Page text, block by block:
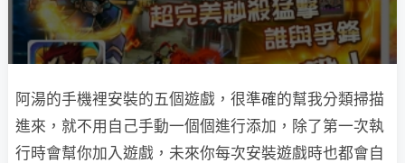
阿湯的手機裡安裝的五個遊戲，很準確的幫我分類掃描
進來，就不用自己手動一個個進行添加，除了第一次執
行時會幫你加入遊戲，未來你每次安裝遊戲時也都會自